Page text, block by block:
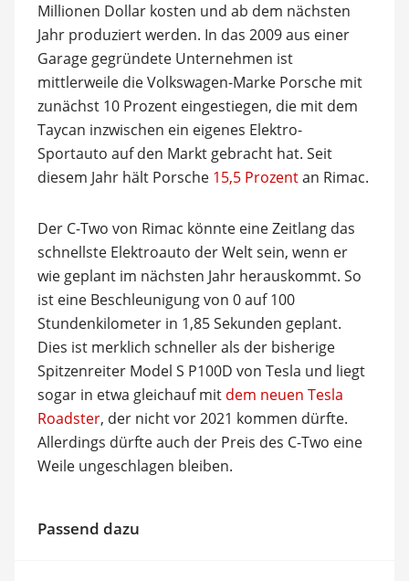
Millionen Dollar kosten und ab dem nächsten
Jahr produziert werden. In das 2009 aus einer
Garage gegründete Unternehmen ist
mittlerweile die Volkswagen-Marke Porsche mit
zunächst 10 Prozent eingestiegen, die mit dem
Taycan inzwischen ein eigenes Elektro-
Sportauto auf den Markt gebracht hat. Seit
diesem Jahr hält Porsche 15,5 Prozentan Rimac.
Der C-Two von Rimac könnte eine Zeitlang das
schnellste Elektroauto der Welt sein, wenn er
wie geplant im nächsten Jahr herauskommt. So
ist eine Beschleunigung von 0 auf 100
Stundenkilometer in 1,85 Sekunden geplant.
Dies ist merklich schneller als der bisherige
Spitzenreiter Model S P100D von Tesla und liegt
sogar in etwa gleichauf mit dem neuen Tesla
Roadster, der nicht vor 2021 kommen dürfte.
Allerdings dürfte auch der Preis des C-Two eine
Weile ungeschlagen bleiben.
Passend dazu